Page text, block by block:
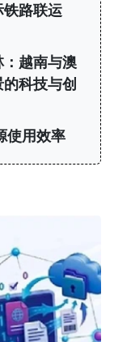
铁路联运
越南与澳
科技与创
使用效率